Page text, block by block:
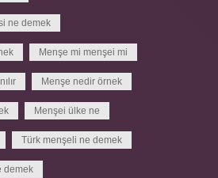
ne demek
Menşe mi menşei mi
Menşe nedir örnek
Menşei ülke ne
Türk menşeli ne demek
demek